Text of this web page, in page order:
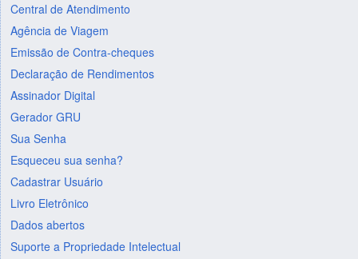
Central de Atendimento
Agência de Viagem
Emissão de Contra-cheques
Declaração de Rendimentos
Assinador Digital
Gerador GRU
Sua Senha
Esqueceu sua senha?
Cadastrar Usuário
Livro Eletrônico
Dados abertos
Suporte a Propriedade Intelectual